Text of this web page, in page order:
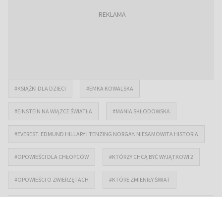
#KSIĄŻKI DLA DZIECI #EMKA KOWALSKA
#EINSTEIN NA WIĄZCE ŚWIATŁA #MANIA SKŁODOWSKA
#EVEREST. EDMUND HILLARY I TENZING NORGAY. NIESAMOWITA HISTORIA
#OPOWIEŚCI DLA CHŁOPCÓW #KTÓRZY CHCĄ BYĆ WYJĄTKOWI 2
#OPOWIEŚCI O ZWIERZĘTACH #KTÓRE ZMIENIŁY ŚWIAT